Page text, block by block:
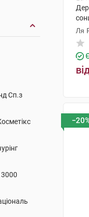
Сп.з
Ля